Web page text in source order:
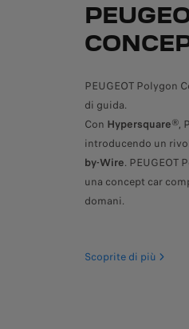
PEUGEOT Polygon
di guida.
Con Hypersquare®,
introducendo un
by-Wire. PEUGEOT
una concept car
domani.
Scoprite di più